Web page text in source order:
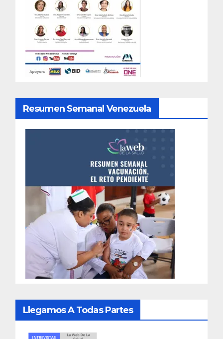
Resumen Semanal Venezuela
Llegamos A Todas Partes